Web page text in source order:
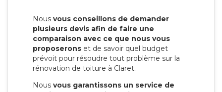
Nous vous conseillons de demander
plusieurs devis afin de faire une
comparaison avec ce que nous vous
proposerons et de savoir quel budget
prévoit pour résoudre tout problème sur la
rénovation de toiture à Claret.
Nous vous garantissons un service de